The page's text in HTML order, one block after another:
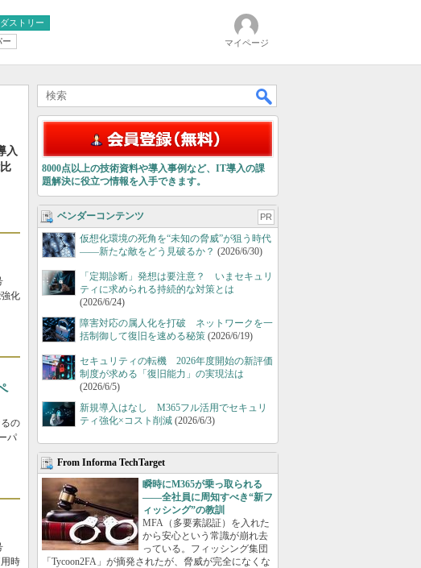
ストリー
ー マイページ
入
化
の
パ
時
8000点以上の技術資料や導入事例など、IT導入の課
題解決に役立つ情報を入手できます。
ベンダーコンテンツ PR
仮想化環境の死角を“未知の脅威”が狙う時代
――新たな敵をどう見破るか？ (2026/6/30)
「定期診断」発想は要注意？ いまセキュリ
ティに求められる持続的な対策とは
(2026/6/24)
障害対応の属人化を打破 ネットワークを一
括制御して復旧を速める秘策 (2026/6/19)
セキュリティの転機 2026年度開始の新評価
制度が求める「復旧能力」の実現法は
(2026/6/5)
新規導入はなし M365フル活用でセキュリ
ティ強化×コスト削減 (2026/6/3)
From Informa TechTarget
瞬時にM365が乗っ取られる
――全社員に周知すべき“新フ
ィッシング”の教訓
MFA（多要素認証）を入れた
から安心という常識が崩れ去
っている。フィッシング集団
「Tycoon2FA」が摘発されたが、脅威が完全になくな